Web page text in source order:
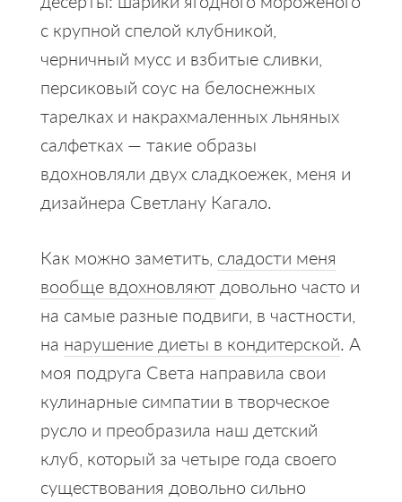
с крупной спелой клубникой,
черничный мусс и взбитые сливки,
персиковый соус на белоснежных
тарелках и накрахмаленных льняных
салфетках — такие образы
вдохновляли двух сладкоежек, меня и
дизайнера Светлану Кагало.
Как можно заметить, сладости меня
вообще вдохновляютдовольно часто и
на самые разные подвиги, в частности,
на нарушение диеты в кондитерской. А
моя подруга Света направила свои
кулинарные симпатии в творческое
русло и преобразила наш детский
клуб, который за четыре года своего
существования довольно сильно